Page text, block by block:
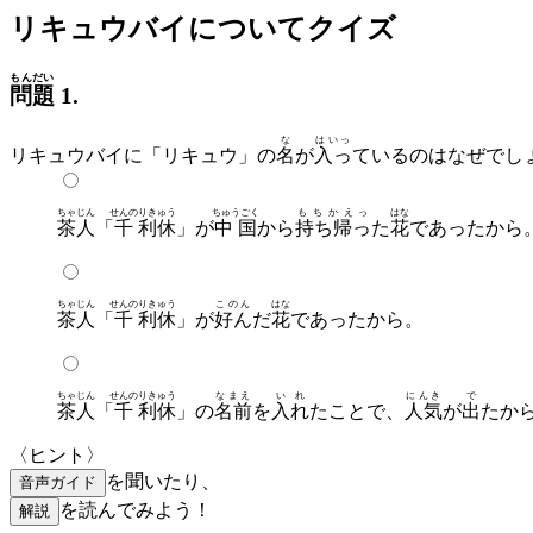
リキュウバイについてクイズ
問題
もんだい
1.
リキュウバイに「リキュウ」の名
な
が入っ
はいっ
ているのはなぜでし
茶人
ちゃじん
「 千
せんの
利休
りきゅう
」が中国
ちゅうごく
から持ち帰っ
もちかえっ
た花
はな
であったから。
茶人
ちゃじん
「 千
せんの
利休
りきゅう
」が好ん
このん
だ花
はな
であったから。
茶人
ちゃじん
「 千
せんの
利休
りきゅう
」の名前
なまえ
を 入れ
いれ
たことで、 人気
にんき
が出
で
たか
〈ヒント〉
音声ガイド を聞いたり、
解説 を読んでみよう！